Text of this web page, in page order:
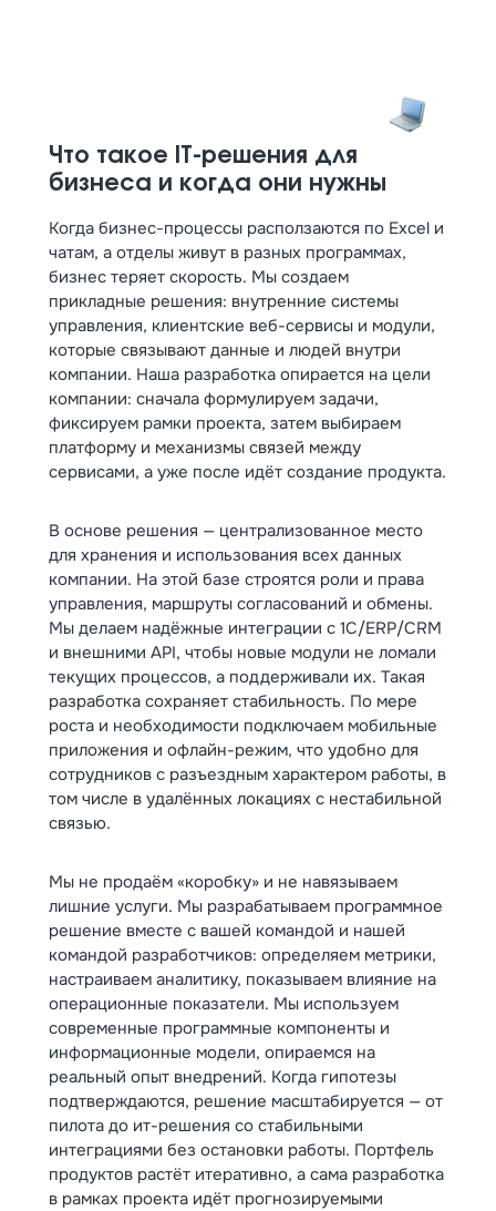
сценариям, чтобы видеть результат в цифрах.
Начните с пилота — спокойно масштабируйтесь
в большое it-решение.
Что такое IT-решения для
бизнеса и когда они нужны
Когда бизнес-процессы расползаются по Excel и
чатам, а отделы живут в разных программах,
бизнес теряет скорость. Мы создаем
прикладные решения: внутренние системы
управления, клиентские веб-сервисы и модули,
которые связывают данные и людей внутри
компании. Наша разработка опирается на цели
компании: сначала формулируем задачи,
фиксируем рамки проекта, затем выбираем
платформу и механизмы связей между
сервисами, а уже после идёт создание продукта.
В основе решения — централизованное место
для хранения и использования всех данных
компании. На этой базе строятся роли и права
управления, маршруты согласований и обмены.
Мы делаем надёжные интеграции с 1С/ERP/CRM
и внешними API, чтобы новые модули не ломали
текущих процессов, а поддерживали их. Такая
разработка сохраняет стабильность. По мере
роста и необходимости подключаем мобильные
приложения и офлайн-режим, что удобно для
сотрудников с разъездным характером работы, в
том числе в удалённых локациях с нестабильной
связью.
Мы не продаём «коробку» и не навязываем
лишние услуги. Мы разрабатываем программное
решение вместе с вашей командой и нашей
командой разработчиков: определяем метрики,
настраиваем аналитику, показываем влияние на
операционные показатели. Мы используем
современные программные компоненты и
информационные модели, опираемся на
реальный опыт внедрений. Когда гипотезы
подтверждаются, решение масштабируется — от
пилота до ит-решения со стабильными
интеграциями без остановки работы. Портфель
продуктов растёт итеративно, а сама разработка
в рамках проекта идёт прогнозируемыми